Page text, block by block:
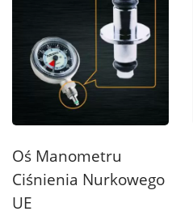
Oś Manometru
Ciśnienia Nurkowego
UE